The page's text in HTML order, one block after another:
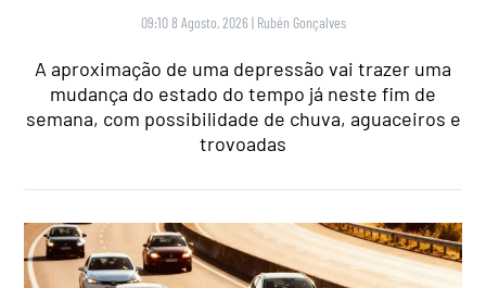
09:10 8 Agosto, 2026 | Rubén Gonçalves
A aproximação de uma depressão vai trazer uma
mudança do estado do tempo já neste fim de
semana, com possibilidade de chuva, aguaceiros e
trovoadas